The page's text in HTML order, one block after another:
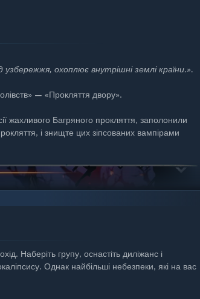
охоплює внутрішні землі країни.».
— «Прокляття двору».
жахливого Багряного прокляття, заполонили
і знищте цих зіпсованих вампірами
Наберіть групу, оснастіть диліжанс і
Однак найбільші небезпеки, які на вас